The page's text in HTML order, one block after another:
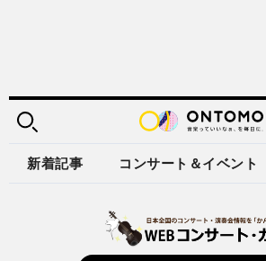
新着記事 コンサート＆イベント